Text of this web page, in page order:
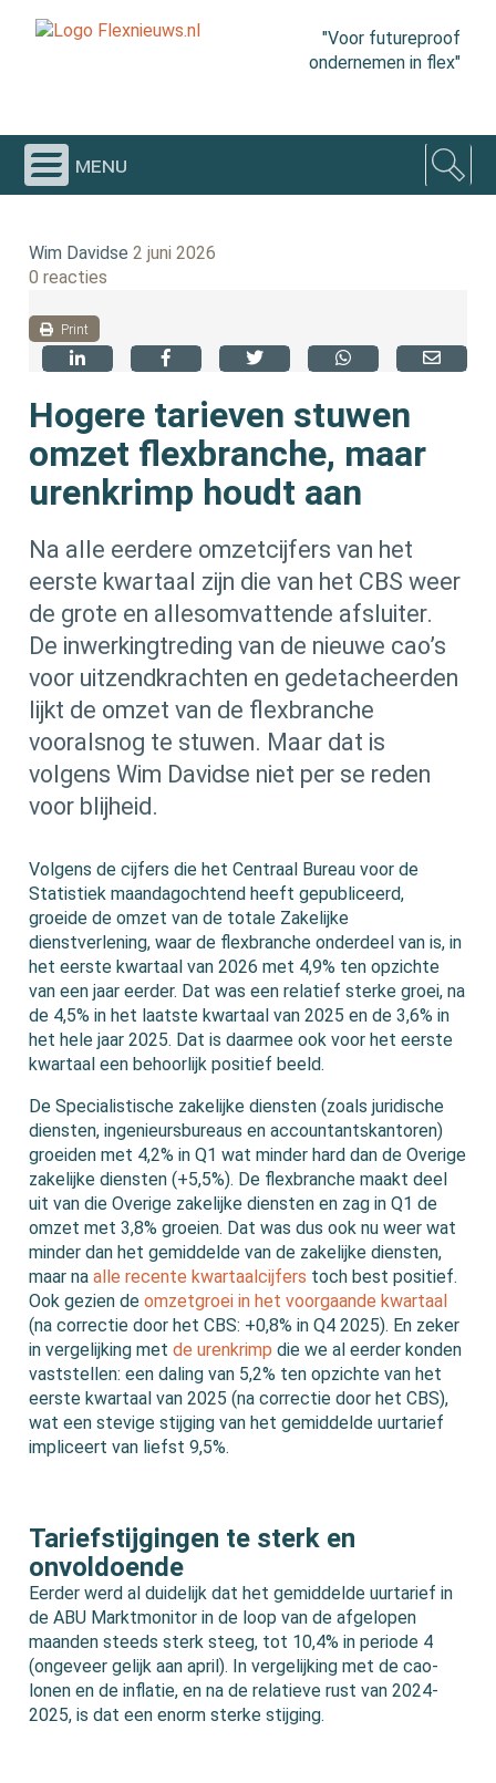
"Voor futureproof
ondernemen in flex"
menu
Wim Davidse 2 juni 2026
0 reacties
Print
Hogere tarieven stuwen
omzet flexbranche, maar
urenkrimp houdt aan
Na alle eerdere omzetcijfers van het
eerste kwartaal zijn die van het CBS weer
de grote en allesomvattende afsluiter.
De inwerkingtreding van de nieuwe cao’s
voor uitzendkrachten en gedetacheerden
lijkt de omzet van de flexbranche
vooralsnog te stuwen. Maar dat is
volgens Wim Davidse niet per se reden
voor blijheid.
Volgens de cijfers die het Centraal Bureau voor de
Statistiek maandagochtend heeft gepubliceerd,
groeide de omzet van de totale Zakelijke
dienstverlening, waar de flexbranche onderdeel van is, in
het eerste kwartaal van 2026 met 4,9% ten opzichte
van een jaar eerder. Dat was een relatief sterke groei, na
de 4,5% in het laatste kwartaal van 2025 en de 3,6% in
het hele jaar 2025. Dat is daarmee ook voor het eerste
kwartaal een behoorlijk positief beeld.
De Specialistische zakelijke diensten (zoals juridische
diensten, ingenieursbureaus en accountantskantoren)
groeiden met 4,2% in Q1 wat minder hard dan de Overige
zakelijke diensten (+5,5%). De flexbranche maakt deel
uit van die Overige zakelijke diensten en zag in Q1 de
omzet met 3,8% groeien. Dat was dus ook nu weer wat
minder dan het gemiddelde van de zakelijke diensten,
maar naalle recente kwartaalcijfers toch best positief.
Ook gezien deomzetgroei in het voorgaande kwartaal
(na correctie door het CBS: +0,8% in Q4 2025). En zeker
in vergelijking metde urenkrimp die we al eerder konden
vaststellen: een daling van 5,2% ten opzichte van het
eerste kwartaal van 2025 (na correctie door het CBS),
wat een stevige stijging van het gemiddelde uurtarief
impliceert van liefst 9,5%.
Tariefstijgingen te sterk en
onvoldoende
Eerder werd al duidelijk dat het gemiddelde uurtarief in
de ABU Marktmonitor in de loop van de afgelopen
maanden steeds sterk steeg, tot 10,4% in periode 4
(ongeveer gelijk aan april). In vergelijking met de cao-
lonen en de inflatie, en na de relatieve rust van 2024-
2025, is dat een enorm sterke stijging.